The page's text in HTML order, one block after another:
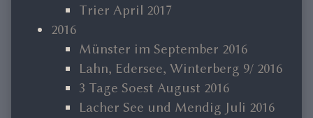
Trier April 2017
2016
Münster im September 2016
Lahn, Edersee, Winterberg 9/ 2016
3 Tage Soest August 2016
Lacher See und Mendig Juli 2016